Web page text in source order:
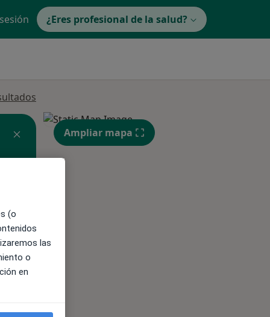
¿Eres profesional de la salud?
Ampliar mapa
(o
las
o
en